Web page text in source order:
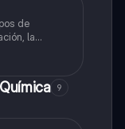
de
la
9